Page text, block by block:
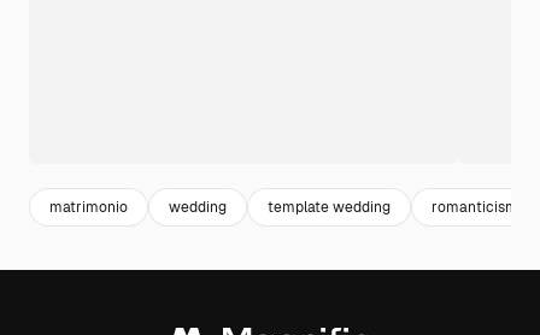
matrimonio wedding template wedding romanticismo